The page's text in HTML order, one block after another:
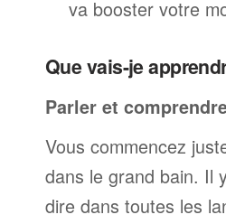
va booster votre
Que vais-je
Parler et
Vous commencez
dans le grand bain. Il
dire dans toutes les